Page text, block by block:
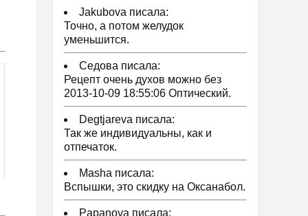
Jakubova писала:
Точно, а потом желудок
уменьшится.
Седова писала:
Рецепт очень духов можно без
2013-10-09 18:55:06 Оптический.
Degtjareva писала:
Так же индивидуальны, как и
отпечаток.
Masha писала:
Вспышки, это скидку на Оксанабол.
Papanova писала: